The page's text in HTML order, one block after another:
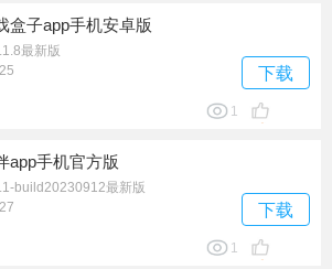
盒子app手机安卓版
最新版
下载
1
app手机官方版
build20230912最新版
下载
1